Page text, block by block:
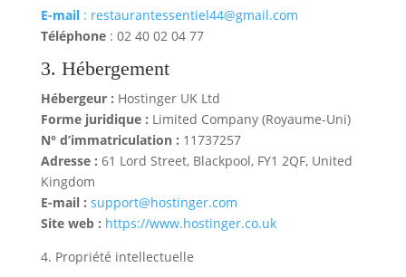
E-mail: restaurantessentiel44@gmail.com
Téléphone: 02 40 02 04 77
3. Hébergement
Hébergeur : Hostinger UK Ltd
Forme juridique : Limited Company (Royaume-Uni)
N° d’immatriculation : 11737257
Adresse : 61 Lord Street, Blackpool, FY1 2QF, United
Kingdom
E-mail : support@hostinger.com
Site web : https://www.hostinger.co.uk
4. Propriété intellectuelle